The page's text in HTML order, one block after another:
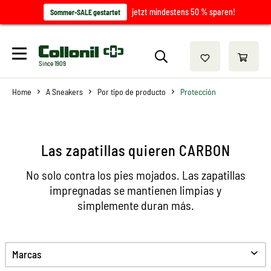
Sommer-SALE gestartet jetzt mindestens 50 % sparen!
Since 1909
Home A Sneakers Por tipo de producto Protección
Las zapatillas quieren CARBON
No solo contra los pies mojados. Las zapatillas
impregnadas se mantienen limpias y
simplemente duran más.
Marcas